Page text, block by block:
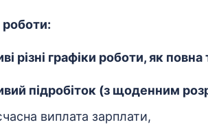
різні графіки роботи, як повна
підробіток (з щоденним
виплата зарплати,